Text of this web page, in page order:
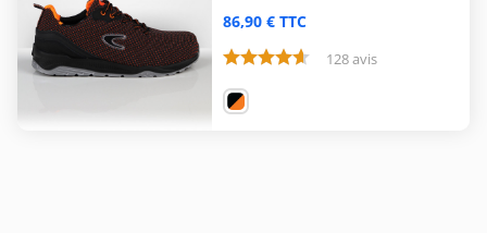
86,90 € TTC
128 avis